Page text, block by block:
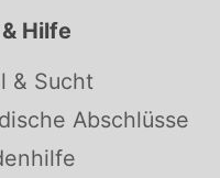
Hilfe
& Sucht
Abschlüsse